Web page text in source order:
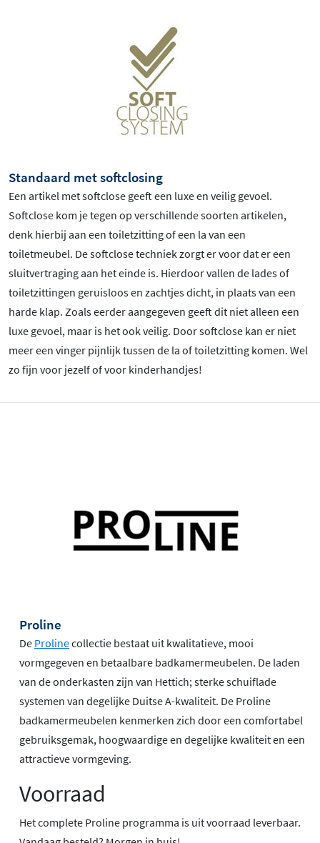
Standaard met softclosing
Een artikel met softclose geeft een luxe en veilig gevoel.
Softclose kom je tegen op verschillende soorten artikelen,
denk hierbij aan een toiletzitting of een la van een
toiletmeubel. De softclose techniek zorgt er voor dat er een
sluitvertraging aan het einde is. Hierdoor vallen de lades of
toiletzittingen geruisloos en zachtjes dicht, in plaats van een
harde klap. Zoals eerder aangegeven geeft dit niet alleen een
luxe gevoel, maar is het ook veilig. Door softclose kan er niet
meer een vinger pijnlijk tussen de la of toiletzitting komen. Wel
zo fijn voor jezelf of voor kinderhandjes!
Proline
De Prolinecollectie bestaat uit kwalitatieve, mooi
vormgegeven en betaalbare badkamermeubelen. De laden
van de onderkasten zijn van Hettich; sterke schuiflade
systemen van degelijke Duitse A-kwaliteit. De Proline
badkamermeubelen kenmerken zich door een comfortabel
gebruiksgemak, hoogwaardige en degelijke kwaliteit en een
attractieve vormgeving.
Voorraad
Het complete Proline programma is uit voorraad leverbaar.